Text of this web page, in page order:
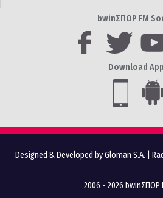
bwinΣΠΟΡ FM
Download App
Designed & Developed by Gloman S.A.
2006 - 2026 bwinΣΠΟΡ